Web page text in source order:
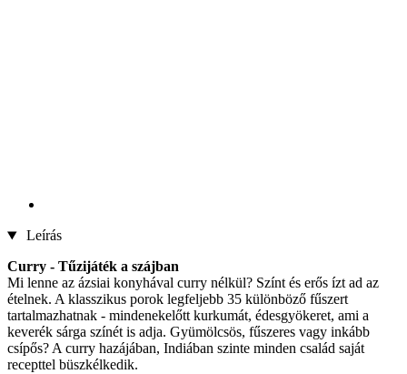
Leírás
Curry - Tűzijáték a szájban
Mi lenne az ázsiai konyhával curry nélkül? Színt és erős ízt ad az
ételnek. A klasszikus porok legfeljebb 35 különböző fűszert
tartalmazhatnak - mindenekelőtt kurkumát, édesgyökeret, ami a
keverék sárga színét is adja. Gyümölcsös, fűszeres vagy inkább
csípős? A curry hazájában, Indiában szinte minden család saját
recepttel büszkélkedik.